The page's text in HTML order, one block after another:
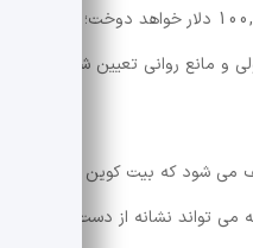
محدوده مقاومت 98,000 تا 100,000 دلار خواهد دوخت؛
مانع روانی تعیین شده
می شود که بیت کوین
می تواند نشانه از دست